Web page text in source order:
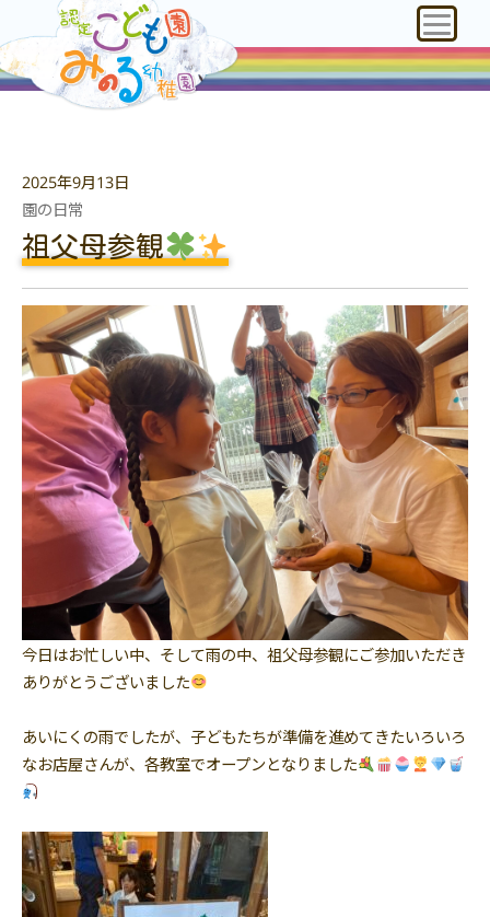
2025年9月13日
園の日常
祖父母参観
今日はお忙しい中、そして雨の中、祖父母参観にご参加いただき
ありがとうございました
あいにくの雨でしたが、子どもたちが準備を進めてきたいろいろ
なお店屋さんが、各教室でオープンとなりました